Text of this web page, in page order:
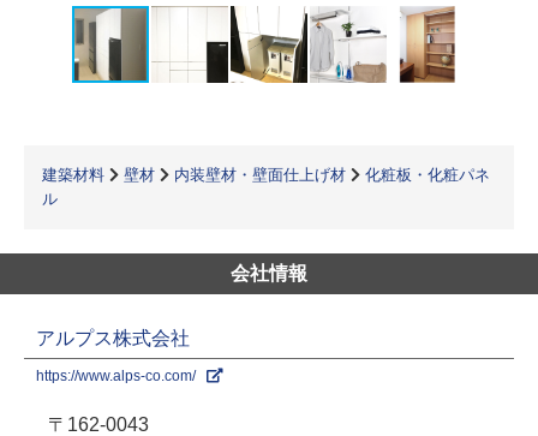
建築材料 壁材 内装壁材・壁面仕上げ材
化粧板・化粧パネ
ル
会社情報
アルプス株式会社
https://www.alps-co.com/
〒162-0043